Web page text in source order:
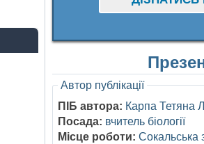
Автор публікації
ПІБ автора: Карпа Тетяна
Посада: вчитель біології
Місце роботи: Сокальська